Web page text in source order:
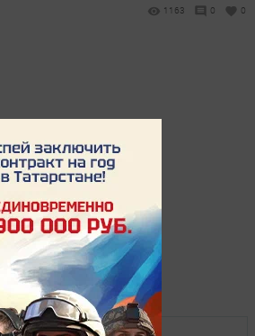
1163 0 0